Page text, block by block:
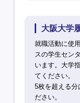
大阪大学
就職活動に使
スの学生セン
います。大学
てください。
5枚を超える分
ださい。